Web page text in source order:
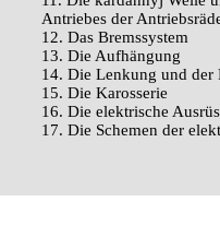
Antriebes der
12. Das Bremssystem
13. Die Aufhängung
14. Die Lenkung und der
15. Die Karosserie
16. Die elektrische
17. Die Schemen der